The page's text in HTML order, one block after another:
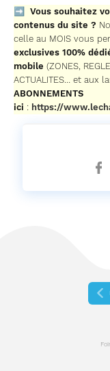
➡ Vous souhaitez
contenus du site ?
celle au MOIS vous
exclusives 100%
mobile (ZONES,
ACTUALITES… et aux
ABONNEMENTS
ici : https://